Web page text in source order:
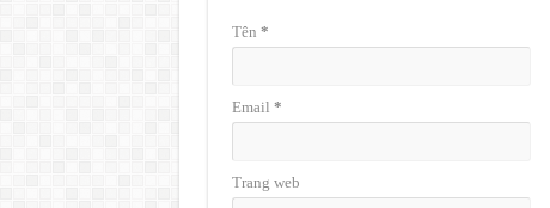
Tên *
Email *
Trang web